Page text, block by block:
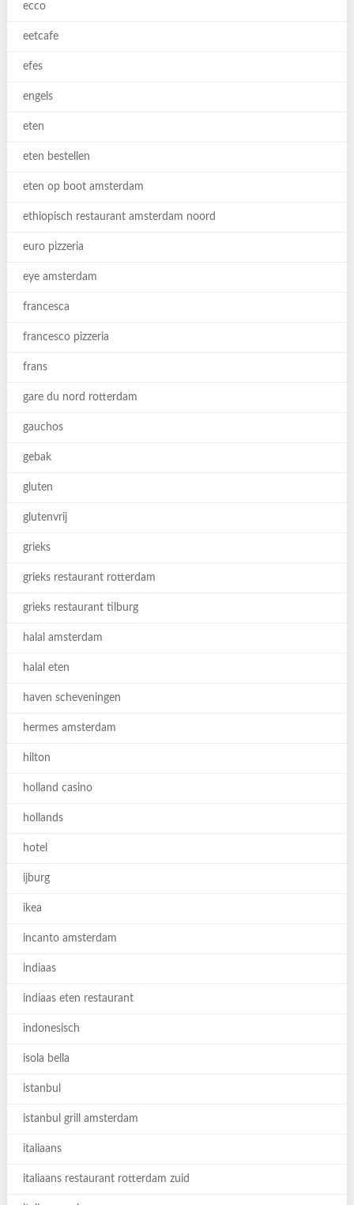
ecco
eetcafe
efes
engels
eten
eten bestellen
eten op boot amsterdam
ethiopisch restaurant amsterdam noord
euro pizzeria
eye amsterdam
francesca
francesco pizzeria
frans
gare du nord rotterdam
gauchos
gebak
gluten
glutenvrij
grieks
grieks restaurant rotterdam
grieks restaurant tilburg
halal amsterdam
halal eten
haven scheveningen
hermes amsterdam
hilton
holland casino
hollands
hotel
ijburg
ikea
incanto amsterdam
indiaas
indiaas eten restaurant
indonesisch
isola bella
istanbul
istanbul grill amsterdam
italiaans
italiaans restaurant rotterdam zuid